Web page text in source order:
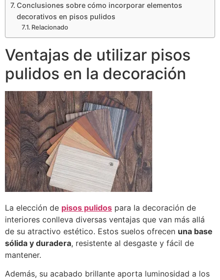
Conclusiones sobre cómo incorporar elementos
decorativos en pisos pulidos
Relacionado
Ventajas de utilizar pisos
pulidos en la decoración
La elección de pisos pulidos para la decoración de
interiores conlleva diversas ventajas que van más allá
de su atractivo estético. Estos suelos ofrecen una base
sólida y duradera, resistente al desgaste y fácil de
mantener.
Además, su acabado brillante aporta luminosidad a los